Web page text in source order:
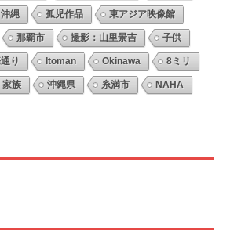
沖縄 孤児作品 東アジア映像館
那覇市 撮影：山里景吉 子供
り Itoman Okinawa 8ミリ
家族 沖縄県 糸満市 NAHA